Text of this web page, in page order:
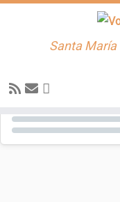
Santa María